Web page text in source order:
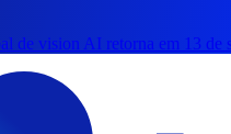
de vision AI retorna em 13 de